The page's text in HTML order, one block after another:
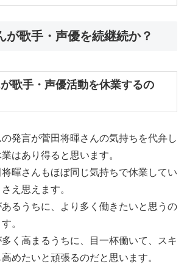
が歌手・声優を続継続か？
歌手・声優活動を休業するの
発言が菅田将暉さんの気持ちを代弁し
はあり得ると思います。
暉さんもほぼ同じ気持ちで休業してい
え 思えます。
るうちに、
より多く働きたいと思うの
。
く高まるうちに、目一杯働いて、 スキ
めたいと頑張るのだと思います。